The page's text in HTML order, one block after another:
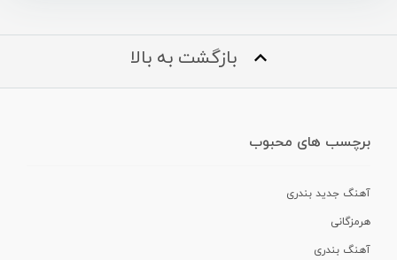
بازگشت به بالا
برچسب های محبوب
آهنگ جدید بندری
هرمزگانی
آهنگ بندری